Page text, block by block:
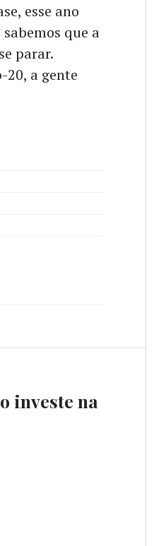
esse ano
que a
parar.
a gente
investe na